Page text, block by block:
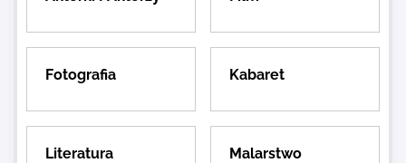
Kontakt
Fotografia Kabaret
Literatura Malarstwo